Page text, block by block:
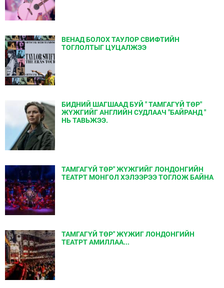
ВЕНАД БОЛОХ ТАУЛОР СВИФТИЙН
ТОГЛОЛТЫГ ЦУЦАЛЖЭЭ
БИДНИЙ ШАГШААД БУЙ " ТАМГАГҮЙ ТӨР"
ЖҮЖГИЙГ АНГЛИЙН СУДЛААЧ "БАЙРАНД "
НЬ ТАВЬЖЭЭ.
ТАМГАГҮЙ ТӨР" ЖҮЖГИЙГ ЛОНДОНГИЙН
ТЕАТРТ МОНГОЛ ХЭЛЭЭРЭЭ ТОГЛОЖ БАЙНА
ТАМГАГҮЙ ТӨР" ЖҮЖИГ ЛОНДОНГИЙН
ТЕАТРТ АМИЛЛАА...